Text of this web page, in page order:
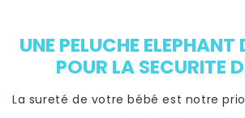
UNE PELUCHE ELEPHANT
POUR LA SECURITE
La sureté de votre bébé est notre